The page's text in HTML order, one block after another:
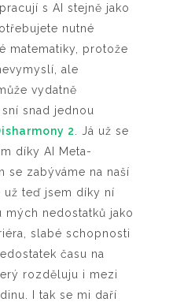
s AI stejně jako
nutné
matematiky, protože
ale
vydatně
snad jednou
2
. Já už se
díky AI Meta-
se zabýváme na naší
už teď jsem díky ní
mých nedostatků jako
slabé schopnosti
času na
rozděluju i mezi
I tak se mi daří